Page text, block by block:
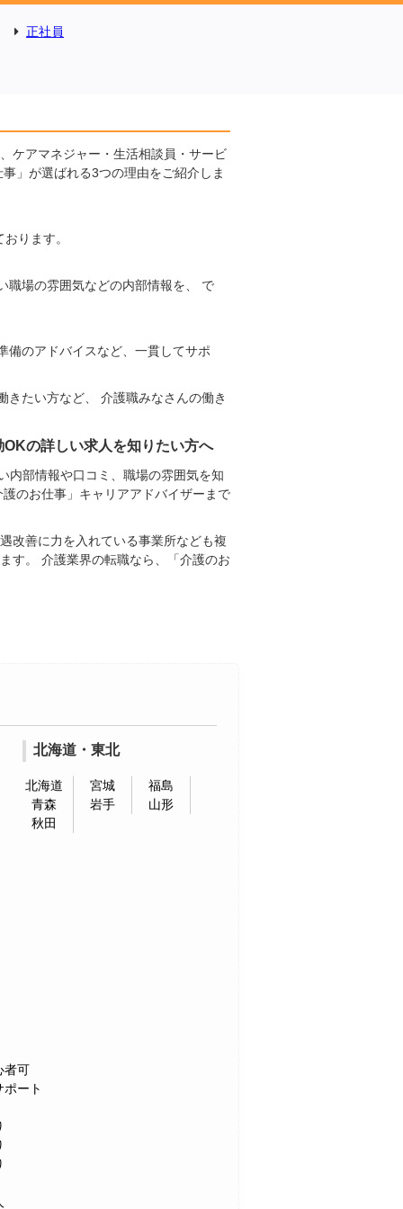
正社員
ケアマネジャー・生活相談員・サービ
」が選ばれる3つの理由をご紹介しま
ります。
職場の雰囲気などの内部情報を、 で
備のアドバイスなど、一貫してサポ
たい方など、 介護職みなさんの働き
の詳しい求人を知りたい方へ
内部情報や口コミ、職場の雰囲気を知
のお仕事」キャリアアドバイザーまで
改善に力を入れている事業所なども複
す。 介護業界の転職なら、「介護のお
北海道・東北
北海道 宮城
福島
青森
岩手
山形
秋田
者可
ート